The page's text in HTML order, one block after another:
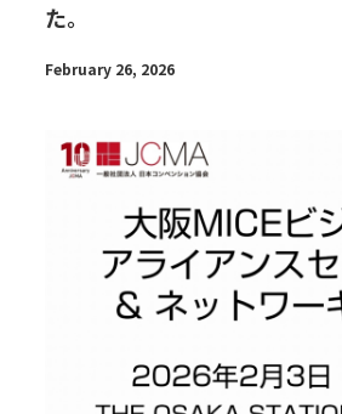
た。
February 26, 2026